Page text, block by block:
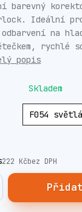
barevný
Ideální
na
rychlé
popis
Skladem
222 Kčbez DPH